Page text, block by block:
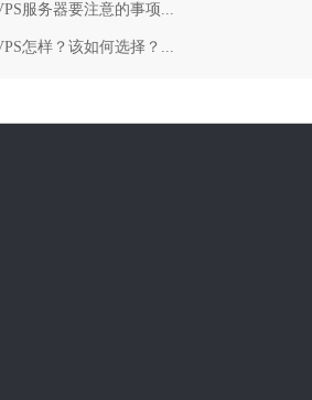
服务器要注意的事项...
怎样？该如何选择？...